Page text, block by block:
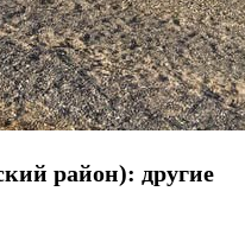
район): другие